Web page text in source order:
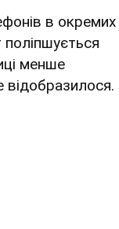
в окремих
поліпшується
менше